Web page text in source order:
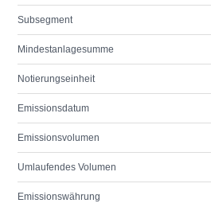
Subsegment
Mindestanlagesumme
Notierungseinheit
Emissionsdatum
Emissionsvolumen
Umlaufendes Volumen
Emissionswährung